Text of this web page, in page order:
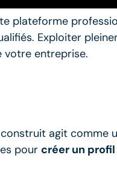
plateforme
Exploiter
votre entreprise.
agit comme
pour créer un